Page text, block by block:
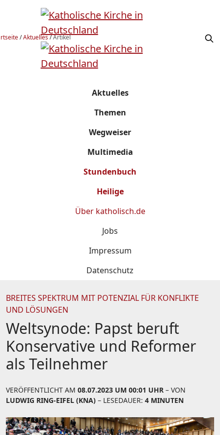
/Aktuelles/Artikel
Aktuelles
Themen
Wegweiser
Multimedia
Stundenbuch
Heilige
Über katholisch.de
Jobs
Impressum
Datenschutz
BREITES SPEKTRUM MIT POTENZIAL FÜR KONFLIKTE
UND LÖSUNGEN
Weltsynode: Papst beruft
Konservative und Reformer
als Teilnehmer
VERÖFFENTLICHT AM 08.07.2023 UM 00:01 UHR – VON
LUDWIG RING-EIFEL (KNA) – LESEDAUER: 4 MINUTEN